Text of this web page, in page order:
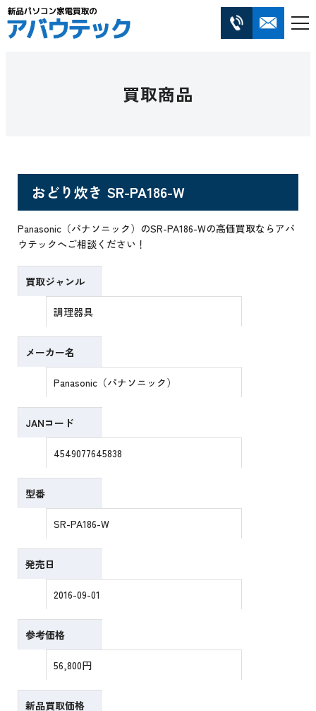
買取商品
おどり炊き SR-PA186-W
Panasonic（パナソニック）のSR-PA186-Wの高価買取ならアバ
ウテックへご相談ください！
買取ジャンル
調理器具
メーカー名
Panasonic（パナソニック）
JANコード
4549077645838
型番
SR-PA186-W
発売日
2016-09-01
参考価格
56,800円
新品買取価格